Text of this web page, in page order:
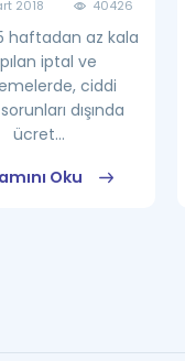
2018 40426
haftadan az kala
iptal ve
ciddi
dışında
ücret...
Oku